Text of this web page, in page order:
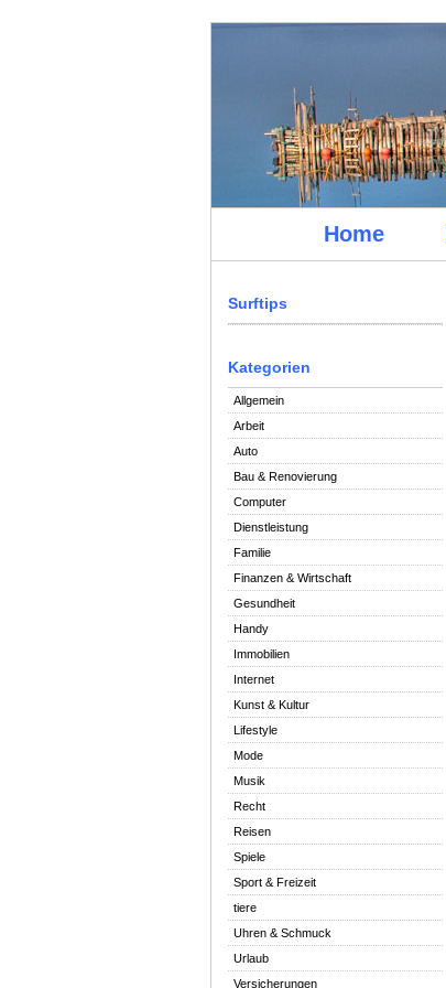
Home
Surftips
Kategorien
Allgemein
Arbeit
Auto
Bau & Renovierung
Computer
Dienstleistung
Familie
Finanzen & Wirtschaft
Gesundheit
Handy
Immobilien
Internet
Kunst & Kultur
Lifestyle
Mode
Musik
Recht
Reisen
Spiele
Sport & Freizeit
tiere
Uhren & Schmuck
Urlaub
Versicherungen